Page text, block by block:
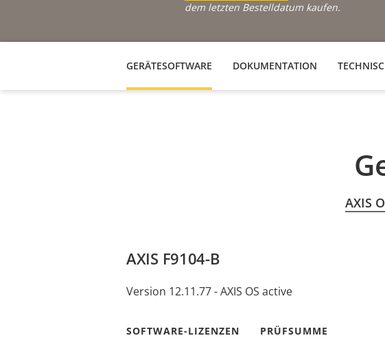
dem letzten Bestelldatum kaufen.
GERÄTESOFTWARE DOKUMENTATION
AXIS
AXIS F9104-B
Version 12.11.77 - AXIS OS active
SOFTWARE-LIZENZEN
PRÜFSUMME